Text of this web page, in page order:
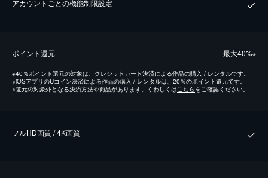
アカウントごとの機能制限設定
ポイント還元 最⼤40%※
※40％ポイント還元の対象は、クレジットカード決済による作品の購入 / レンタルです。
※iOSアプリのUコイン決済による作品の購入 / レンタルは、20％のポイント還元です。
※還元の対象外となる決済方法や商品があります。くわしくはこちらをご確認ください。
フルHD画質 / 4K画質